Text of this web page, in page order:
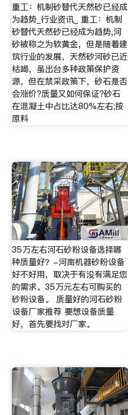
重工：机制砂替代天然砂已经成
为趋势_行业资讯_ 重工：机制
砂替代天然砂已经成为趋势,河
砂被称之为软黄金，但是随着建
筑行业的发展，天然砂河砂已近
枯竭，虽出台多种政策保护资
源，但在禁采政策下，砂石是否
会涨价?质量又如何保证?砂石
在混凝土中占比达80%左右;按
原料
35万左右河石砂粉设备选择哪
种质量好？-河南机器砂粉设备
好不好用，取决于有没有满足您
的需求。35万元左右可购买的
砂粉设备。 质量好的河石砂粉
设备厂家推荐 要想设备质量
好，首先要找对厂家。